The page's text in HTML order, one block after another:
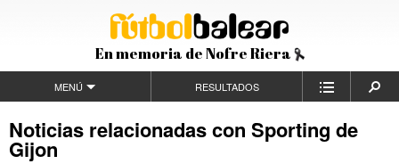
En memoria de Nofre Riera
MENÚ RESULTADOS
Noticias relacionadas con Sporting de
Gijon